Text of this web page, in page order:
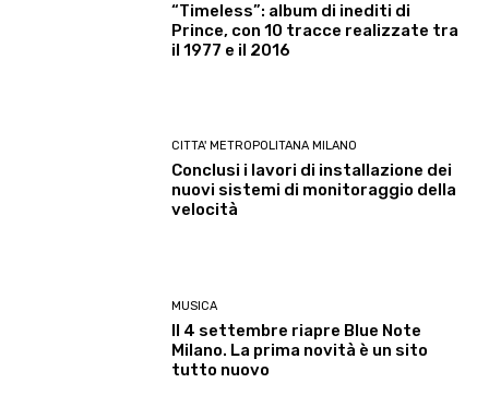
“Timeless”: album di inediti di
Prince, con 10 tracce realizzate tra
il 1977 e il 2016
CITTA' METROPOLITANA MILANO
Conclusi i lavori di installazione dei
nuovi sistemi di monitoraggio della
velocità
MUSICA
Il 4 settembre riapre Blue Note
Milano. La prima novità è un sito
tutto nuovo